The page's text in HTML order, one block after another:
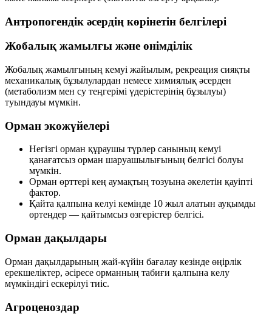
Антропогендік әсердің көрінетін белгілері
Жобалық жамылғы және өнімділік
Жобалық жамылғының кемуі жайылым, рекреация сияқты
механикалық бұзылулардан немесе химиялық әсерден
(метаболизм мен су теңгерімі үдерістерінің бұзылуы)
туындауы мүмкін.
Орман экожүйелері
Негізгі орман құраушы түрлер санының кемуі
қанағатсыз орман шаруашылығының белгісі болуы
мүмкін.
Орман өрттері кең аумақтың тозуына әкелетін қауіпті
фактор.
Қайта қалпына келуі кемінде 10 жыл алатын ауқымды
өртеңдер — қайтымсыз өзгерістер белгісі.
Орман дақылдары
Орман дақылдарының жай-күйін бағалау кезінде өңірлік
ерекшеліктер, әсіресе орманның табиғи қалпына келу
мүмкіндігі ескерілуі тиіс.
Агроценоздар